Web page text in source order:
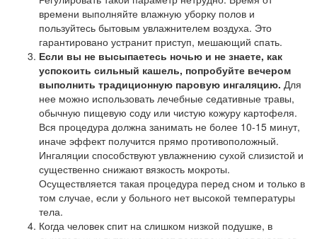
времени выполняйте влажную уборку полов и
пользуйтесь бытовым увлажнителем воздуха. Это
гарантировано устранит приступ, мешающий спать.
Если вы не высыпаетесь ночью и не знаете, как
успокоить сильный кашель, попробуйте вечером
выполнить традиционную паровую ингаляцию. Для
нее можно использовать лечебные седативные травы,
обычную пищевую соду или чистую кожуру картофеля.
Вся процедура должна занимать не более 10-15 минут,
иначе эффект получится прямо противоположный.
Ингаляции способствуют увлажнению сухой слизистой и
существенно снижают вязкость мокроты.
Осуществляется такая процедура перед сном и только в
том случае, если у больного нет высокой температуры
тела.
Когда человек спит на слишком низкой подушке, в